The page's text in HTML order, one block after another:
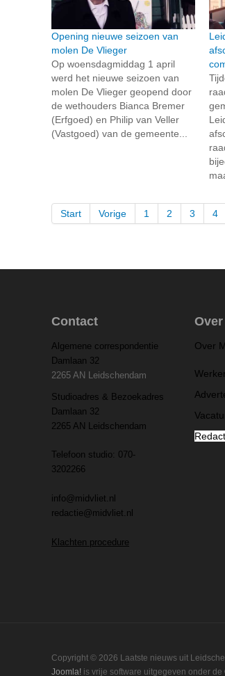
Opening nieuwe seizoen van
molen De Vlieger
Op woensdagmiddag 1 april
werd het nieuwe seizoen van
molen De Vlieger geopend door
de wethouders Bianca Bremer
(Erfgoed) en Philip van Veller
(Vastgoed) van de gemeente...
Start Vorige 1 2 3 4
Contact
Algemene correspondentie
Damlaan 32
2265 AN Leidschendam
Studioadres & Bezoekadres
Damlaan 32
2265 AN Leidschendam
Telefoon studio: 070-
3202266
info@midvliet.nl
redactie@midvliet.nl
Klachten procedure
Over
Copyright © 2026 Laatste nieuws uit
Joomla! is vrije software uitgegeven onder de